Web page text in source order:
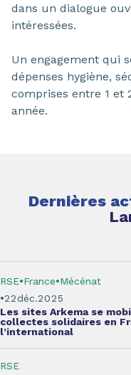
dans un dialogue
intéressées.
Un engagement qui
dépenses hygiène,
comprises entre 1 et
année.
Dernières
déc.
22 2025
RSE France Mécénat
Les sites Arkema se
collectes solidaires en
l’international
RSE